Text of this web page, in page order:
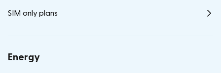
SIM only plans
Energy